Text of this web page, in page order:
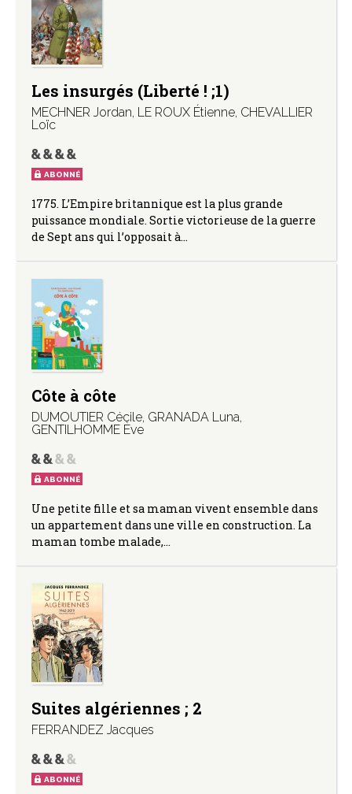
Les insurgés (Liberté ! ;1)
MECHNER Jordan, LE ROUX Étienne, CHEVALLIER
Loïc
ABONNÉ
1775. L’Empire britannique est la plus grande
puissance mondiale. Sortie victorieuse de la guerre
de Sept ans qui l’opposait à…
Côte à côte
DUMOUTIER Cécile, GRANADA Luna,
GENTILHOMME Ève
ABONNÉ
Une petite fille et sa maman vivent ensemble dans
un appartement dans une ville en construction. La
maman tombe malade,…
Suites algériennes ; 2
FERRANDEZ Jacques
ABONNÉ